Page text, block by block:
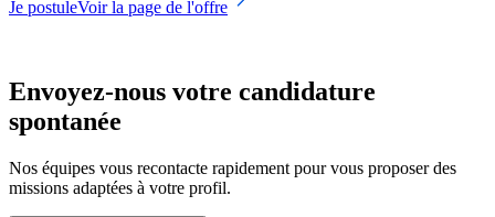
Je postuleVoir la page de l'offre
Envoyez-nous votre candidature
spontanée
Nos équipes vous recontacte rapidement pour vous proposer des
missions adaptées à votre profil.